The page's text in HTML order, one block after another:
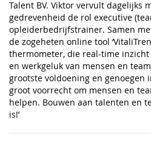
Talent BV. Viktor vervult dagelijks
gedrevenheid de rol executive
opleiderbedrijfstrainer. Samen
de zogeheten online tool
thermometer, die real-time
en werkgeluk van mensen en
grootste voldoening en genoegen
groot voorrecht om mensen en
helpen. Bouwen aan talenten en
is!’